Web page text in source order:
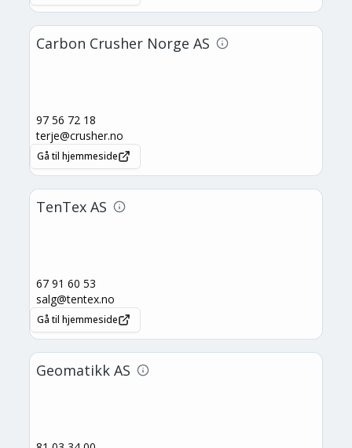
Carbon Crusher Norge AS
97 56 72 18
terje@crusher.no
Gå til hjemmeside
TenTex AS
67 91 60 53
salg@tentex.no
Gå til hjemmeside
Geomatikk AS